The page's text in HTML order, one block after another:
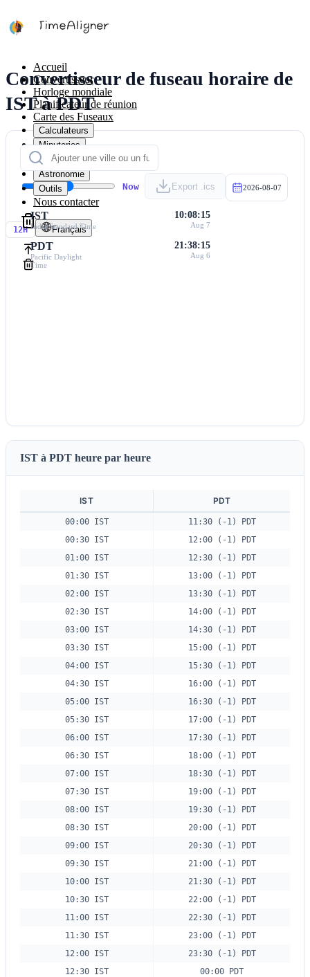
Accueil
Convertisseur
Horloge mondiale
Planificateur de réunion
Carte des Fuseaux
Calculateurs
Minuteries
Calendrier
Astronomie
Outils
Nous contacter
12H Français
Convertisseur de fuseau horaire de
IST à PDT
Now Export .ics 2026-08-07
IST
India Standard Time
10:08:15
Aug 7
PDT
Pacific Daylight
Time
21:38:15
Aug 6
IST à PDT heure par heure
IST PDT
00:00 IST
11:30 (-1) PDT
00:30 IST
12:00 (-1) PDT
01:00 IST
12:30 (-1) PDT
01:30 IST
13:00 (-1) PDT
02:00 IST
13:30 (-1) PDT
02:30 IST
14:00 (-1) PDT
03:00 IST
14:30 (-1) PDT
03:30 IST
15:00 (-1) PDT
04:00 IST
15:30 (-1) PDT
04:30 IST
16:00 (-1) PDT
05:00 IST
16:30 (-1) PDT
05:30 IST
17:00 (-1) PDT
06:00 IST
17:30 (-1) PDT
06:30 IST
18:00 (-1) PDT
07:00 IST
18:30 (-1) PDT
07:30 IST
19:00 (-1) PDT
08:00 IST
19:30 (-1) PDT
08:30 IST
20:00 (-1) PDT
09:00 IST
20:30 (-1) PDT
09:30 IST
21:00 (-1) PDT
10:00 IST
21:30 (-1) PDT
10:30 IST
22:00 (-1) PDT
11:00 IST
22:30 (-1) PDT
11:30 IST
23:00 (-1) PDT
12:00 IST
23:30 (-1) PDT
12:30 IST
00:00 PDT